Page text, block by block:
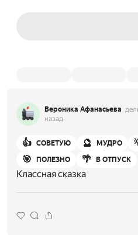
Вероника Афанасьева
назад
👍 СОВЕТУЮ 🔮 МУДРО
🎯 ПОЛЕЗНО 🌴 В ОТПУСК
Классная сказка